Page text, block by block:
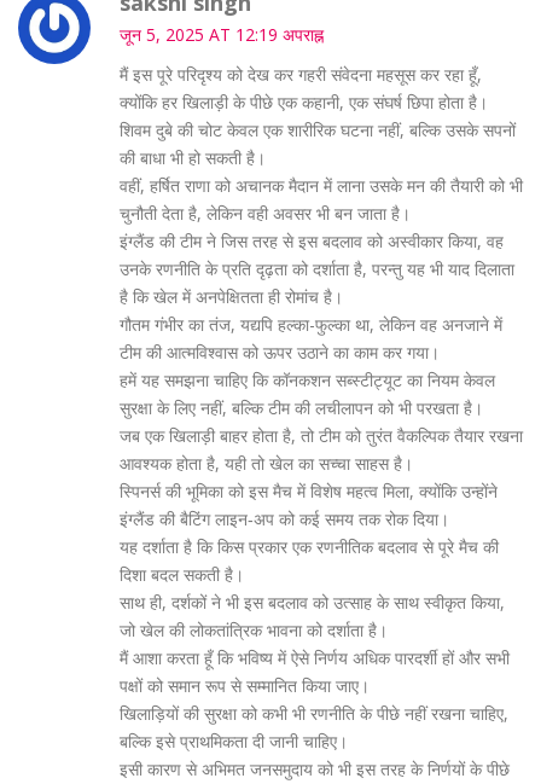
जून 5, 2025 AT 12:19 अपराह्न
मैं इस पूरे परिदृश्य को देख कर गहरी संवेदना महसूस कर रहा हूँ,
क्योंकि हर खिलाड़ी के पीछे एक कहानी, एक संघर्ष छिपा होता है।
शिवम दुबे की चोट केवल एक शारीरिक घटना नहीं, बल्कि उसके सपनों
की बाधा भी हो सकती है।
वहीं, हर्षित राणा को अचानक मैदान में लाना उसके मन की तैयारी को भी
चुनौती देता है, लेकिन वही अवसर भी बन जाता है।
इंग्लैंड की टीम ने जिस तरह से इस बदलाव को अस्वीकार किया, वह
उनके रणनीति के प्रति दृढ़ता को दर्शाता है, परन्तु यह भी याद दिलाता
है कि खेल में अनपेक्षितता ही रोमांच है।
गौतम गंभीर का तंज, यद्यपि हल्का-फुल्का था, लेकिन वह अनजाने में
टीम की आत्मविश्वास को ऊपर उठाने का काम कर गया।
हमें यह समझना चाहिए कि कॉनकशन सब्स्टीट्यूट का नियम केवल
सुरक्षा के लिए नहीं, बल्कि टीम की लचीलापन को भी परखता है।
जब एक खिलाड़ी बाहर होता है, तो टीम को तुरंत वैकल्पिक तैयार रखना
आवश्यक होता है, यही तो खेल का सच्चा साहस है।
स्पिनर्स की भूमिका को इस मैच में विशेष महत्व मिला, क्योंकि उन्होंने
इंग्लैंड की बैटिंग लाइन‑अप को कई समय तक रोक दिया।
यह दर्शाता है कि किस प्रकार एक रणनीतिक बदलाव से पूरे मैच की
दिशा बदल सकती है।
साथ ही, दर्शकों ने भी इस बदलाव को उत्साह के साथ स्वीकृत किया,
जो खेल की लोकतांत्रिक भावना को दर्शाता है।
मैं आशा करता हूँ कि भविष्य में ऐसे निर्णय अधिक पारदर्शी हों और सभी
पक्षों को समान रूप से सम्मानित किया जाए।
खिलाड़ियों की सुरक्षा को कभी भी रणनीति के पीछे नहीं रखना चाहिए,
बल्कि इसे प्राथमिकता दी जानी चाहिए।
इसी कारण से अभिमत जनसमुदाय को भी इस तरह के निर्णयों के पीछे